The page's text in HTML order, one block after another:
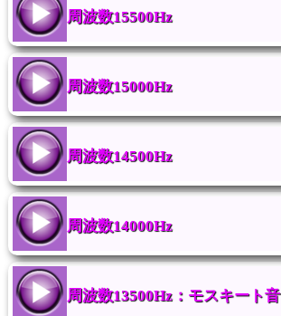
周波数15500Hz
周波数15000Hz
周波数14500Hz
周波数14000Hz
周波数13500Hz：モスキート音